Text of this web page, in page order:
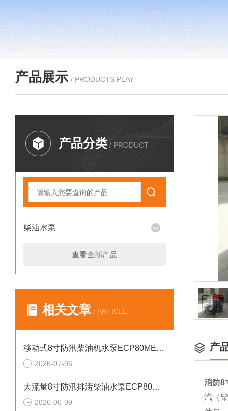
产品展示 / PRODUCTS PLAY
产品分类 / PRODUCT
柴油水泵
查看全部产品
相关文章 / ARTICLE
移动式8寸防汛柴油机水泵ECP80ME产品介绍
2026-07-06
大流量8寸防汛排涝柴油水泵ECP80ME产品介绍
2026-06-09
产
消防8
汽（